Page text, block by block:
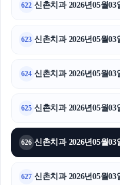
622 신촌치과 2026년05월
623 신촌치과 2026년05월
624 신촌치과 2026년05월
625 신촌치과 2026년05월
626 신촌치과 2026년05월
627 신촌치과 2026년05월